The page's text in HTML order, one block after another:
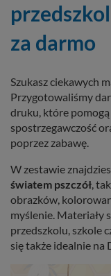
za darmo
Szukasz ciekawych
Przygotowaliśmy
druku, które
spostrzegawczość
poprzez zabawę.
W zestawie
światem pszczół,
obrazków,
myślenie. Materiały
przedszkolu, szkole
się także idealnie na